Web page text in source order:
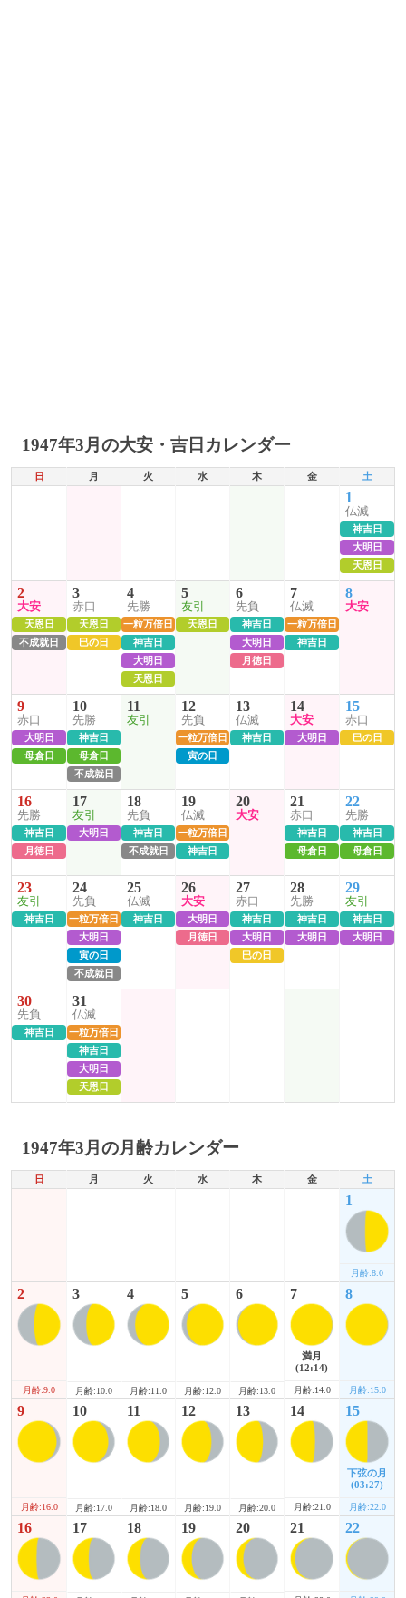
1947年3月の大安・吉日カレンダー
日 月 火 水 木 金 土
1
仏滅
神吉日
大明日
天恩日
2
大安
天恩日
不成就日
3
赤口
天恩日
巳の日
4
先勝
一粒万倍日
神吉日
大明日
天恩日
5
友引
天恩日
6
先負
神吉日
大明日
月徳日
7
仏滅
一粒万倍日
神吉日
8
大安
9
赤口
大明日
母倉日
10
先勝
神吉日
母倉日
不成就日
11
友引
12
先負
一粒万倍日
寅の日
13
仏滅
神吉日
14
大安
大明日
15
赤口
巳の日
16
先勝
神吉日
月徳日
17
友引
大明日
18
先負
神吉日
不成就日
19
仏滅
一粒万倍日
神吉日
20
大安
21
赤口
神吉日
母倉日
22
先勝
神吉日
母倉日
23
友引
神吉日
24
先負
一粒万倍日
大明日
寅の日
不成就日
25
仏滅
神吉日
26
大安
大明日
月徳日
27
赤口
神吉日
大明日
巳の日
28
先勝
神吉日
大明日
29
友引
神吉日
大明日
30
先負
神吉日
31
仏滅
一粒万倍日
神吉日
大明日
天恩日
1947年3月の月齢カレンダー
日 月 火 水 木 金 土
1
月齢:8.0
2
月齢:9.0
3
月齢:10.0
4
月齢:11.0
5
月齢:12.0
6
月齢:13.0
7
満月
(12:14)
月齢:14.0
8
月齢:15.0
9
月齢:16.0
10
月齢:17.0
11
月齢:18.0
12
月齢:19.0
13
月齢:20.0
14
月齢:21.0
15
下弦の月
(03:27)
月齢:22.0
16 17 18 19 20 21 22